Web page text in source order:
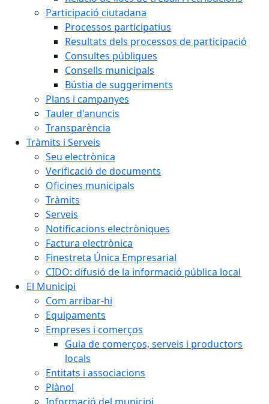
Participació ciutadana
Processos participatius
Resultats dels processos de participació
Consultes públiques
Consells municipals
Bústia de suggeriments
Plans i campanyes
Tauler d'anuncis
Transparència
Tràmits i Serveis
Seu electrònica
Verificació de documents
Oficines municipals
Tràmits
Serveis
Notificacions electròniques
Factura electrònica
Finestreta Única Empresarial
CIDO: difusió de la informació pública local
El Municipi
Com arribar-hi
Equipaments
Empreses i comerços
Guia de comerços, serveis i productors
locals
Entitats i associacions
Plànol